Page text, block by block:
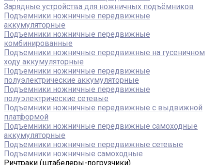
Зарядные устройства для ножничных подъёмников
Подъемники ножничные передвижные
аккумуляторные
Подъемники ножничные передвижные
комбинированные
Подъемники ножничные передвижные на гусеничном
ходу аккумуляторные
Подъемники ножничные передвижные
полуэлектрические аккумуляторные
Подъемники ножничные передвижные
полуэлектрические сетевые
Подъемники ножничные передвижные с выдвижной
платформой
Подъемники ножничные передвижные самоходные
аккумуляторные
Подъемники ножничные передвижные сетевые
Подъемники ножничные самоходные
Ричтраки (штабелеры-погрузчики)